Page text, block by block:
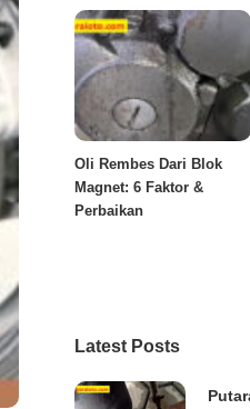
Oli Rembes Dari Blok
Magnet: 6 Faktor &
Perbaikan
Latest Posts